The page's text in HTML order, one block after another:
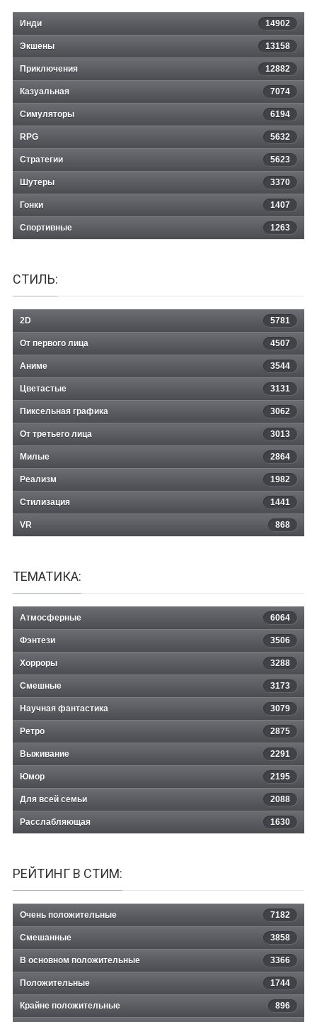
Pixel Survivors: Roguelike
Инди 14902
Экшены 13158
Приключения 12882
Казуальная 7074
Симуляторы 6194
RPG 5632
Стратегии 5623
Шутеры 3370
Гонки 1407
Спортивные 1263
СТИЛЬ:
2D 5781
От первого лица 4507
Аниме 3544
Цветастые 3131
Пиксельная графика 3062
От третьего лица 3013
Милые 2864
Реализм 1982
Стилизация 1441
VR 868
ТЕМАТИКА:
Атмосферные 6064
Фэнтези 3506
Хорроры 3288
Смешные 3173
Научная фантастика 3079
Ретро 2875
Выживание 2291
Юмор 2195
Для всей семьи 2088
Расслабляющая 1630
РЕЙТИНГ В СТИМ:
Очень положительные 7182
Смешанные 3858
В основном положительные 3366
Положительные 1744
Крайне положительные 896